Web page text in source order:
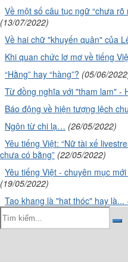
Về một số câu tục ngữ “chưa rõ
(13/07/2022)
Về hai chữ "khuyến quân" của
Khi quan chức lơ mơ về tiếng
“Hằng” hay “hàng”? (05/06/
Từ đồng nghĩa với "tham lam" -
Báo động về hiện tượng lệch
Ngôn từ chi lạ… (26/05/2022)
Yêu tiếng Việt: “Nữ tài xế
chưa có bằng” (22/05/2022)
Yêu tiếng Việt - chuyên mục
(19/05/2022)
Tao khang là "hạt thóc" hay là...